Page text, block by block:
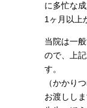
に多忙な
1ヶ月以上
当院は一
ので、上
す。
（かかり
お渡しし